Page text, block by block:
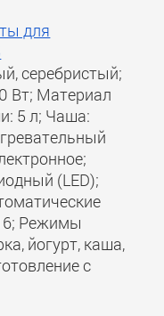
для
серебристый;
Вт; Материал
5 л; Чаша:
(LED);
Режимы
йогурт, каша,
с